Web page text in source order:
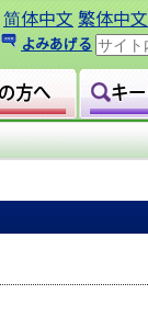
简体中文 繁体中文
よみあげる